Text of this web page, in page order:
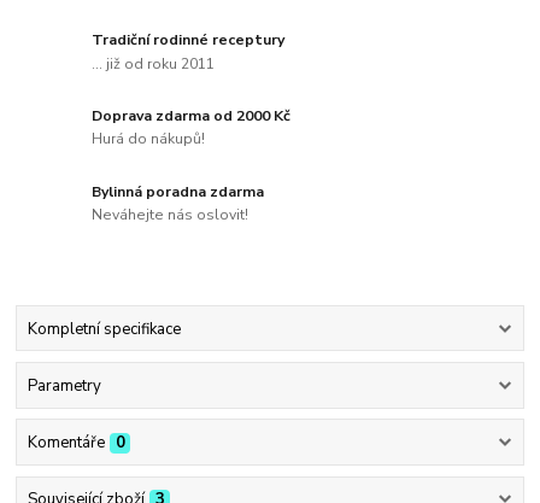
Tradiční rodinné receptury
... již od roku 2011
Doprava zdarma od 2000 Kč
Hurá do nákupů!
Bylinná poradna zdarma
Neváhejte nás oslovit!
Kompletní specifikace
Parametry
Komentáře 0